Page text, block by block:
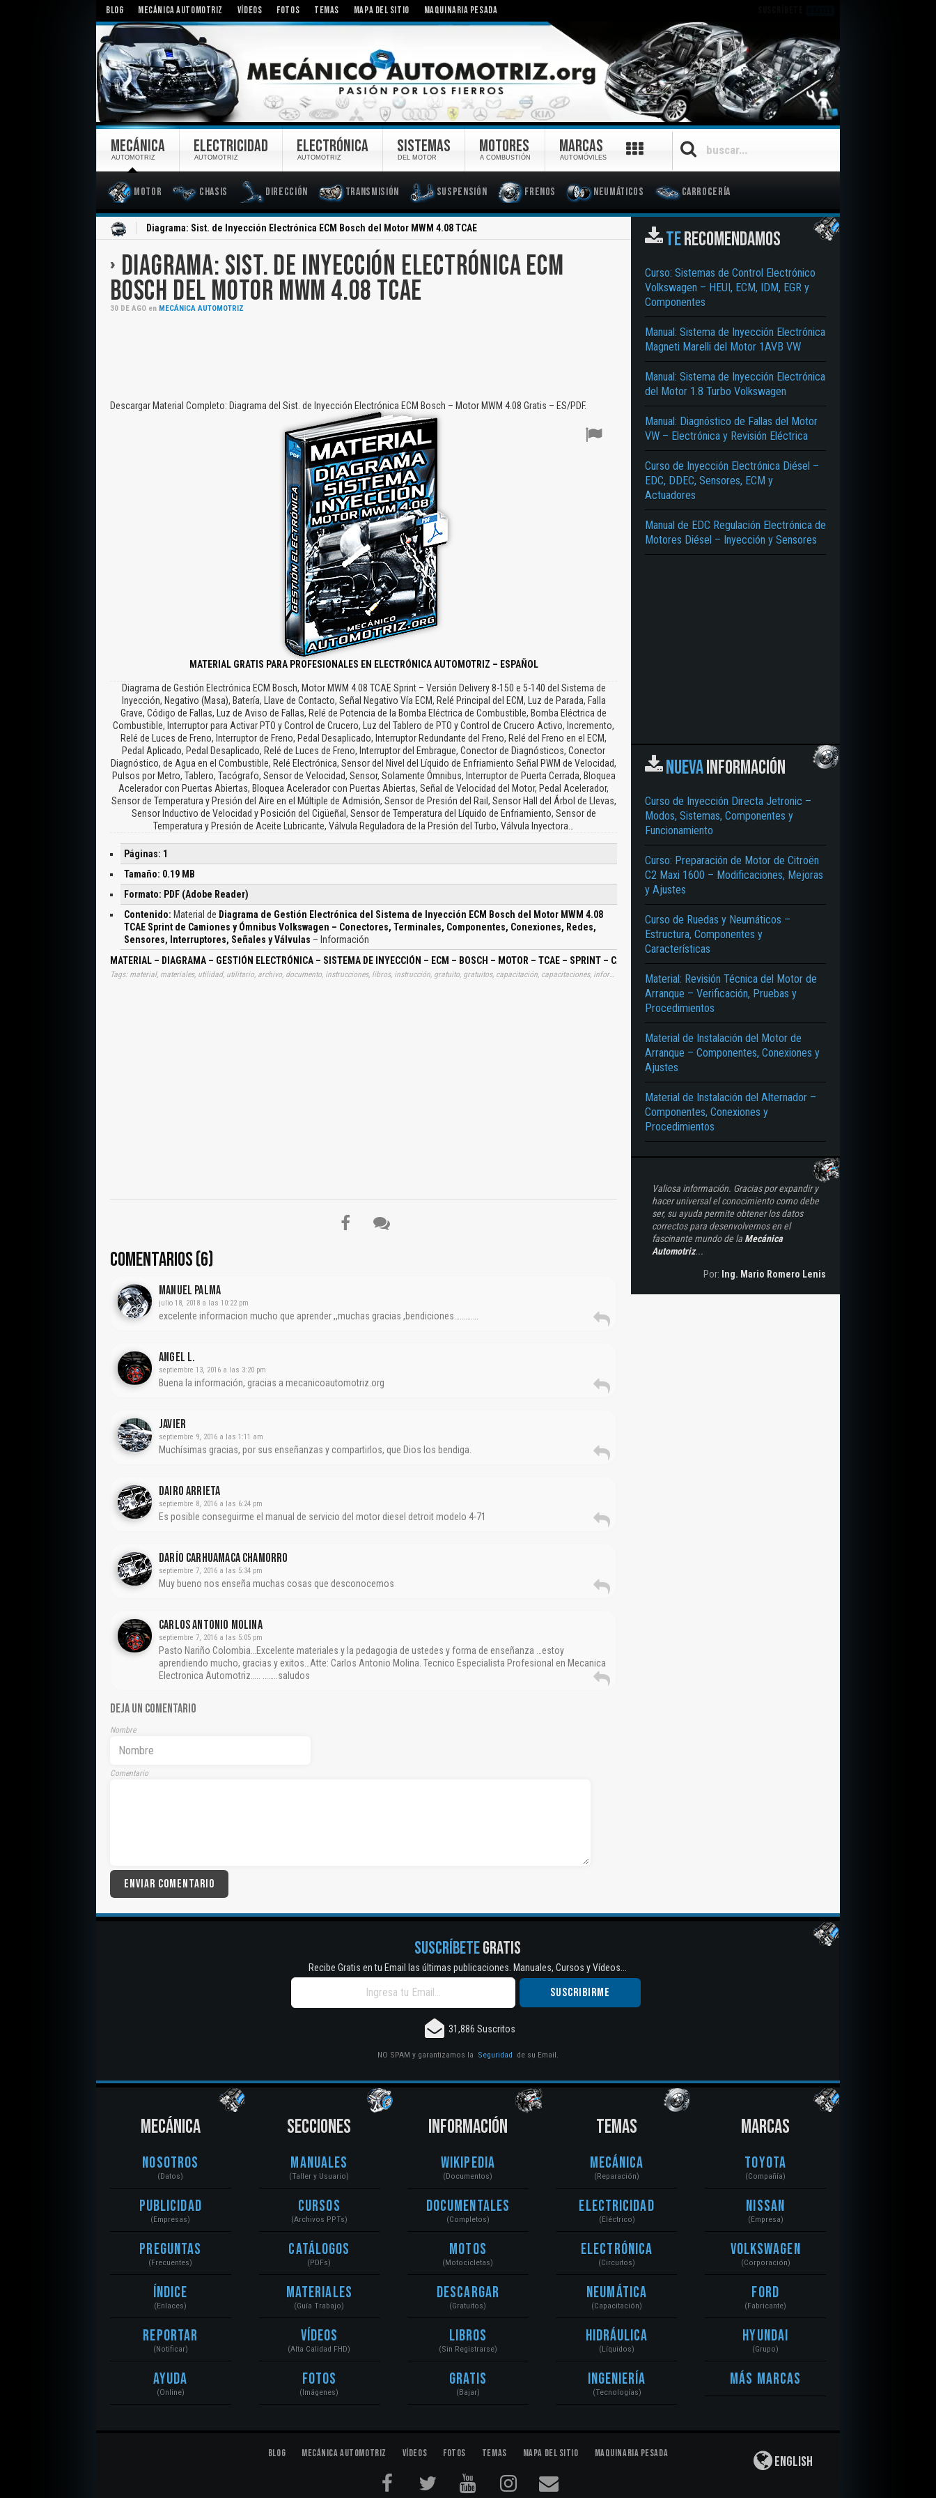
BLOG MECÁNICA AUTOMOTRIZ VÍDEOS FOTOS TEMAS MAPA DEL SITIO MAQUINARIA PESADA
MECÁNICA
AUTOMOTRIZ
Motor Chasis Dirección Transmisión Suspensión Frenos Neumáticos Carrocería
ELECTRICIDAD
AUTOMOTRIZ
ELECTRÓNICA
AUTOMOTRIZ
SISTEMAS
DEL MOTOR
MOTORES
A COMBUSTIÓN
MARCAS
AUTOMÓVILES
Diagrama: Sist. de Inyección Electrónica ECM Bosch del Motor MWM 4.08 TCAE
DIAGRAMA: SIST. DE INYECCIÓN ELECTRÓNICA ECM
BOSCH DEL MOTOR MWM 4.08 TCAE
30 DE AGO en MECÁNICA AUTOMOTRIZ
Descargar Material Completo: Diagrama del Sist. de Inyección Electrónica ECM Bosch – Motor MWM 4.08 Gratis – ES/PDF.
MATERIAL GRATIS PARA PROFESIONALES EN ELECTRÓNICA AUTOMOTRIZ – ESPAÑOL
Diagrama de Gestión Electrónica ECM Bosch, Motor MWM 4.08 TCAE Sprint – Versión Delivery 8-150 e 5-140 del Sistema de
Inyección, Negativo (Masa), Batería, Llave de Contacto, Señal Negativo Vía ECM, Relé Principal del ECM, Luz de Parada, Falla
Grave, Código de Fallas, Luz de Aviso de Fallas, Relé de Potencia de la Bomba Eléctrica de Combustible, Bomba Eléctrica de
Combustible, Interruptor para Activar PTO y Control de Crucero, Luz del Tablero de PTO y Control de Crucero Activo, Incremento,
Relé de Luces de Freno, Interruptor de Freno, Pedal Desaplicado, Interruptor Redundante del Freno, Relé del Freno en el ECM,
Pedal Aplicado, Pedal Desaplicado, Relé de Luces de Freno, Interruptor del Embrague, Conector de Diagnósticos, Conector
Diagnóstico, de Agua en el Combustible, Relé Electrónica, Sensor del Nivel del Líquido de Enfriamiento Señal PWM de Velocidad,
Pulsos por Metro, Tablero, Tacógrafo, Sensor de Velocidad, Sensor, Solamente Ómnibus, Interruptor de Puerta Cerrada, Bloquea
Acelerador con Puertas Abiertas, Bloquea Acelerador con Puertas Abiertas, Señal de Velocidad del Motor, Pedal Acelerador,
Sensor de Temperatura y Presión del Aire en el Múltiple de Admisión, Sensor de Presión del Rail, Sensor Hall del Árbol de Llevas,
Sensor Inductivo de Velocidad y Posición del Cigüeñal, Sensor de Temperatura del Líquido de Enfriamiento, Sensor de
Temperatura y Presión de Aceite Lubricante, Válvula Reguladora de la Presión del Turbo, Válvula Inyectora…
Páginas: 1
Tamaño: 0.19 MB
Formato: PDF (Adobe Reader)
Contenido: Material de Diagrama de Gestión Electrónica del Sistema de Inyección ECM Bosch del Motor MWM 4.08
TCAE Sprint de Camiones y Ómnibus Volkswagen – Conectores, Terminales, Componentes, Conexiones, Redes,
Sensores, Interruptores, Señales y Válvulas – Información
MATERIAL – DIAGRAMA – GESTIÓN ELECTRÓNICA – SISTEMA DE INYECCIÓN – ECM – BOSCH – MOTOR – TCAE – SPRINT – CAMIONES – ÓMNIBUS – VOLKSWAGEN – CONECTORES – TERMINALES –
Tags: material, materiales, utilidad, utilitario, archivo, documento, instrucciones, libros, instrucción, gratuito, gratuitos, capacitación, capacitaciones, información, datos, gratis, descargar, diagramas, gestiones, electrónicos, electrónicas, electronicos, electronicas, sistemas, inyecciones, inyectores, motores, bosh, camión, omnibuses, volksvagen, partes, piezas, dispositivos, valvulas, aprender, descargas
COMENTARIOS (6)
Manuel Palma
julio 18, 2018 a las 10:22 pm
excelente informacion mucho que aprender ,,muchas gracias ,bendiciones………….
Angel L.
septiembre 13, 2016 a las 3:20 pm
Buena la información, gracias a mecanicoautomotriz.org
Javier
septiembre 9, 2016 a las 1:11 am
Muchísimas gracias, por sus enseñanzas y compartirlos, que Dios los bendiga.
Dairo Arrieta
septiembre 8, 2016 a las 6:24 pm
Es posible conseguirme el manual de servicio del motor diesel detroit modelo 4-71
Darío Carhuamaca Chamorro
septiembre 7, 2016 a las 5:34 pm
Muy bueno nos enseña muchas cosas que desconocemos
CARLOS ANTONIO MOLINA
septiembre 7, 2016 a las 5:05 pm
Pasto Nariño Colombia…Excelente materiales y la pedagogia de ustedes y forma de enseñanza …estoy
aprendiendo mucho, gracias y exitos…Atte: Carlos Antonio Molina. Tecnico Especialista Profesional en Mecanica
Electronica Automotriz….. ……..saludos
DEJA UN COMENTARIO
Nombre
Comentario
TERECOMENDAMOS
Curso: Sistemas de Control Electrónico
Volkswagen – HEUI, ECM, IDM, EGR y
Componentes
Manual: Sistema de Inyección Electrónica
Magneti Marelli del Motor 1AVB VW
Manual: Sistema de Inyección Electrónica
del Motor 1.8 Turbo Volkswagen
Manual: Diagnóstico de Fallas del Motor
VW – Electrónica y Revisión Eléctrica
Curso de Inyección Electrónica Diésel –
EDC, DDEC, Sensores, ECM y
Actuadores
Manual de EDC Regulación Electrónica de
Motores Diésel – Inyección y Sensores
NUEVAINFORMACIÓN
Curso de Inyección Directa Jetronic –
Modos, Sistemas, Componentes y
Funcionamiento
Curso: Preparación de Motor de Citroën
C2 Maxi 1600 – Modificaciones, Mejoras
y Ajustes
Curso de Ruedas y Neumáticos –
Estructura, Componentes y
Características
Material: Revisión Técnica del Motor de
Arranque – Verificación, Pruebas y
Procedimientos
Material de Instalación del Motor de
Arranque – Componentes, Conexiones y
Ajustes
Material de Instalación del Alternador –
Componentes, Conexiones y
Procedimientos
Valiosa información. Gracias por expandir y
hacer universal el conocimiento como debe
ser, su ayuda permite obtener los datos
correctos para desenvolvernos en el
fascinante mundo de la Mecánica
Automotriz...
Por: Ing. Mario Romero Lenis
SUSCRÍBETEGRATIS
Recibe Gratis en tu Email las últimas publicaciones. Manuales, Cursos y Vídeos...
31,886 Suscritos
NO SPAM y garantizamos la Seguridad de su Email.
MECÁNICA
Nosotros
(Datos)
Publicidad
(Empresas)
Preguntas
(Frecuentes)
Índice
(Enlaces)
Reportar
(Notificar)
Ayuda
(Online)
SECCIONES
Manuales
(Taller y Usuario)
Cursos
(Archivos PPTs)
Catálogos
(PDFs)
Materiales
(Guía Trabajo)
Vídeos
(Alta Calidad FHD)
Fotos
(Imágenes)
INFORMACIÓN
Wikipedia
(Documentos)
Documentales
(Completos)
Motos
(Motocicletas)
Descargar
(Gratuitos)
Libros
(Sin Registrarse)
Gratis
(Bajar)
TEMAS
Mecánica
(Reparación)
Electricidad
(Eléctrico)
Electrónica
(Circuitos)
Neumática
(Capacitación)
Hidráulica
(Líquidos)
Ingeniería
(Tecnologías)
MARCAS
Toyota
(Compañía)
Nissan
(Empresa)
Volkswagen
(Corporación)
Ford
(Fabricante)
Hyundai
(Grupo)
Más Marcas
Blog Mecánica Automotriz Vídeos Fotos Temas Mapa del Sitio Maquinaria Pesada
English